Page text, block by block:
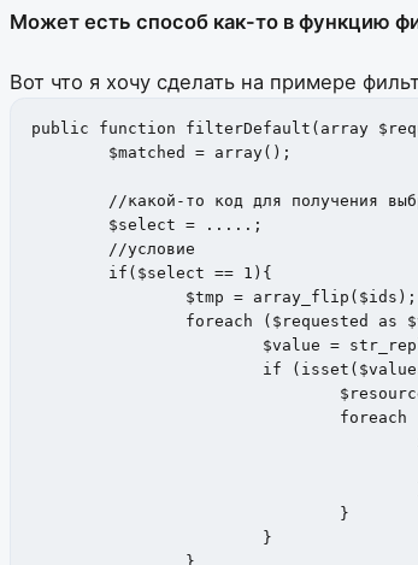
Может есть способ как-то в функцию
Вот что я хочу сделать на примере
public function filterDefault(array